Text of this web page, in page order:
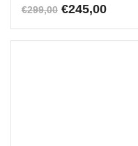
€299,00
was:
€245,00
is: